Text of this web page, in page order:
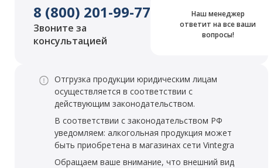
8 (800) 201-99-77
Звоните за
консультацией
Наш менеджер
ответит на все ваши
вопросы!
Отгрузка продукции юридическим лицам
осуществляется в соответствии с
действующим законодательством.
В соответствии с законодательством РФ
уведомляем: алкогольная продукция может
быть приобретена в магазинах сети Vintegra
Обращаем ваше внимание, что внешний вид